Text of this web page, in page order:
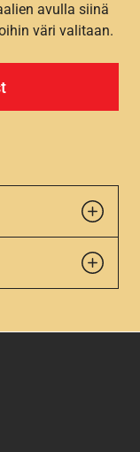
avulla siinä
väri valitaan.